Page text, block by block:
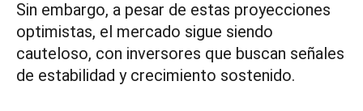
Sin embargo, a pesar de estas proyecciones
optimistas, el mercado sigue siendo
cauteloso, con inversores que buscan señales
de estabilidad y crecimiento sostenido.